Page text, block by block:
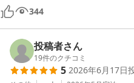
く音や「あつーーー」「ふぁーー
反対側の男性浴室に行くべきかと
い合いたいものです。
木造の建物は丁寧に使われており
戸の枠も木製で、レトロな素材や
344
投稿者さん
19件のクチコミ
5 2026年6月17日